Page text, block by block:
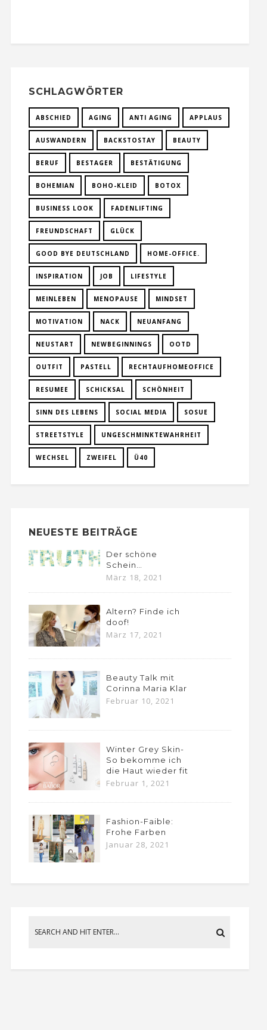
SCHLAGWÖRTER
ABSCHIED AGING ANTI AGING APPLAUS
AUSWANDERN BACKSTOSTAY BEAUTY
BERUF BESTAGER BESTÄTIGUNG
BOHEMIAN BOHO-KLEID BOTOX
BUSINESS LOOK FADENLIFTING
FREUNDSCHAFT GLÜCK
GOOD BYE DEUTSCHLAND HOME-OFFICE.
INSPIRATION JOB LIFESTYLE
MEINLEBEN MENOPAUSE MINDSET
MOTIVATION NACK NEUANFANG
NEUSTART NEWBEGINNINGS OOTD
OUTFIT PASTELL RECHTAUFHOMEOFFICE
RESUMEE SCHICKSAL SCHÖNHEIT
SINN DES LEBENS SOCIAL MEDIA SOSUE
STREETSTYLE UNGESCHMINKTEWAHRHEIT
WECHSEL ZWEIFEL Ü40
NEUESTE BEITRÄGE
Der schöne
Schein…
März 18, 2021
Altern? Finde ich
doof!
März 17, 2021
Beauty Talk mit
Corinna Maria Klar
Februar 10, 2021
Winter Grey Skin-
So bekomme ich
die Haut wieder fit
Februar 1, 2021
Fashion-Faible:
Frohe Farben
Januar 28, 2021